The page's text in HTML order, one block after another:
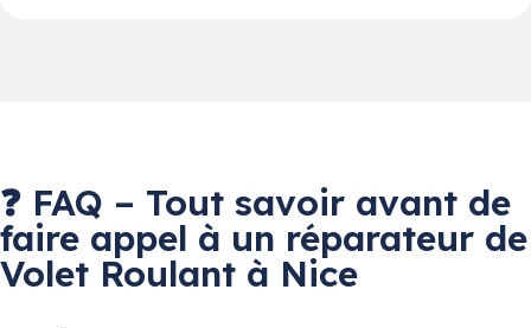
❓ FAQ – Tout savoir avant de
faire appel à un réparateur de
Volet Roulant à Nice